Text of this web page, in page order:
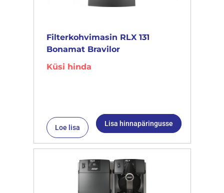
Filterkohvimasin RLX 131
Bonamat Bravilor
Küsi hinda
Loe lisa Lisa hinnapäringusse